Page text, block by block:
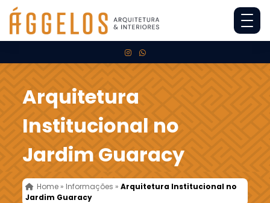
Arquitetura
Institucional no
Jardim Guaracy
Home » Informações »Arquitetura Institucional no
Jardim Guaracy